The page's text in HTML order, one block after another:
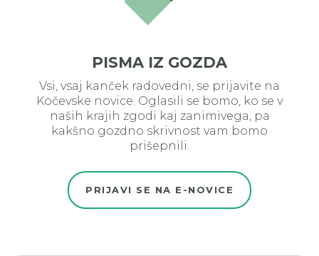
PISMA IZ GOZDA
Vsi, vsaj kanček radovedni, se prijavite na
Kočevske novice. Oglasili se bomo, ko se v
naših krajih zgodi kaj zanimivega, pa
kakšno gozdno skrivnost vam bomo
prišepnili.
PRIJAVI SE NA E-NOVICE